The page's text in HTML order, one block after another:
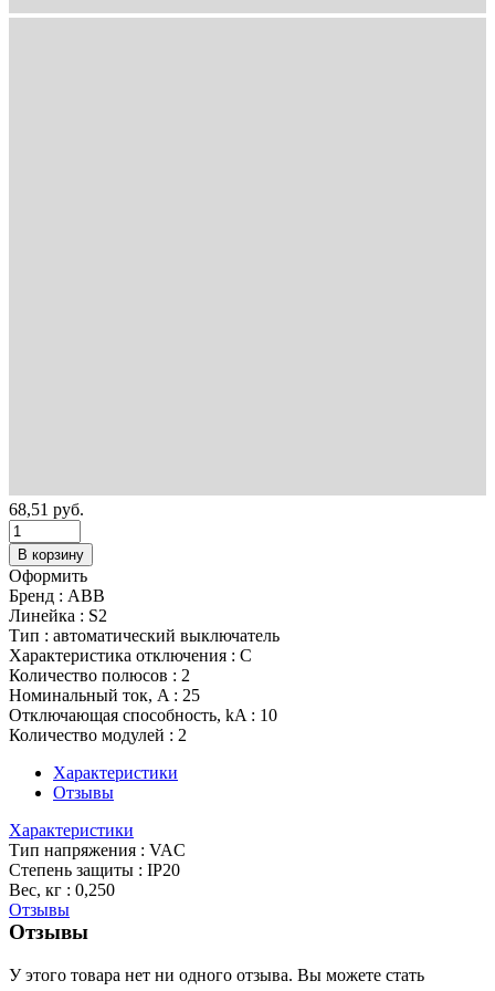
68,51 руб.
В корзину
Оформить
Бренд : ABB
Линейка : S2
Тип : автоматический выключатель
Характеристика отключения : C
Количество полюсов : 2
Номинальный ток, A : 25
Отключающая способность, kA : 10
Количество модулей : 2
Характеристики
Отзывы
Характеристики
Тип напряжения : VAC
Степень защиты : IP20
Вес, кг : 0,250
Отзывы
Отзывы
У этого товара нет ни одного отзыва. Вы можете стать